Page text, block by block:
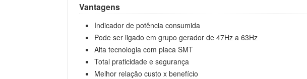
Vantagens
Indicador de potência consumida
Pode ser ligado em grupo gerador de 47Hz a 63Hz
Alta tecnologia com placa SMT
Total praticidade e segurança
Melhor relação custo x benefício